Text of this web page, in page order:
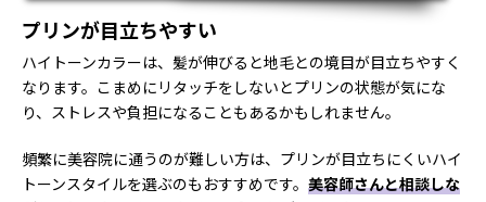
カラーはいつまで色持ちしますか？」「髪を染めた日は洗わ
ないほうがいいですか？水洗いなら大丈夫？」「色落ちを防
プリンが目立ちやすい
ハイトーンカラーは、髪が伸びると地毛との境目が目立ちやすく
なります。こまめにリタッチをしないとプリンの状態が気にな
り、ストレスや負担になることもあるかもしれません。
頻繁に美容院に通うのが難しい方は、プリンが目立ちにくいハイ
トーンスタイルを選ぶのもおすすめです。 美容師さんと相談しな